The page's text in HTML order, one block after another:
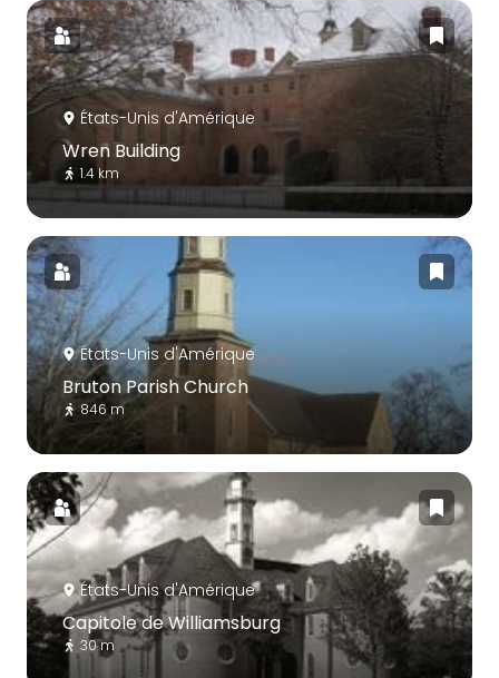
États-Unis d'Amérique
Wren Building
1.4 km
États-Unis d'Amérique
Bruton Parish Church
846 m
États-Unis d'Amérique
Capitole de Williamsburg
30 m